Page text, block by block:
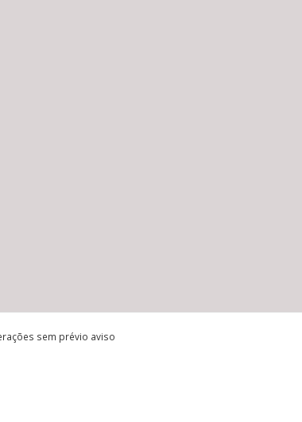
sem prévio aviso